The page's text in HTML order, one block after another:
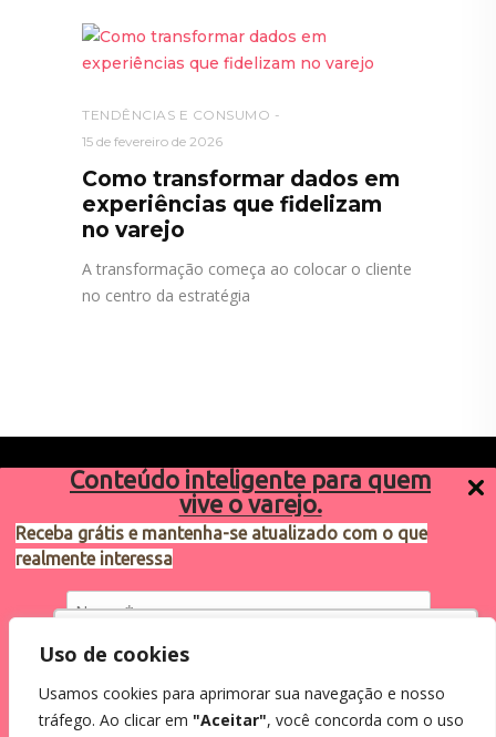
Conteúdo inteligente para quem
vive o varejo.
Receba grátis e mantenha-se atualizado com o que
realmente interessa
Eu concordo em receber comunicações.
Utilizamos cookies para oferecer melhor
como você interage em nosso site e
personalizar conteúdo.
Uso de cookies
Usamos cookies para aprimorar sua navegação e nosso
tráfego. Ao clicar em "Aceitar", você concorda com o uso
TENDÊNCIAS E CONSUMO
15 de fevereiro de 2026
Como transformar dados em
experiências que fidelizam
no varejo
A transformação começa ao colocar o cliente
no centro da estratégia
varejosa@cndl.org.br